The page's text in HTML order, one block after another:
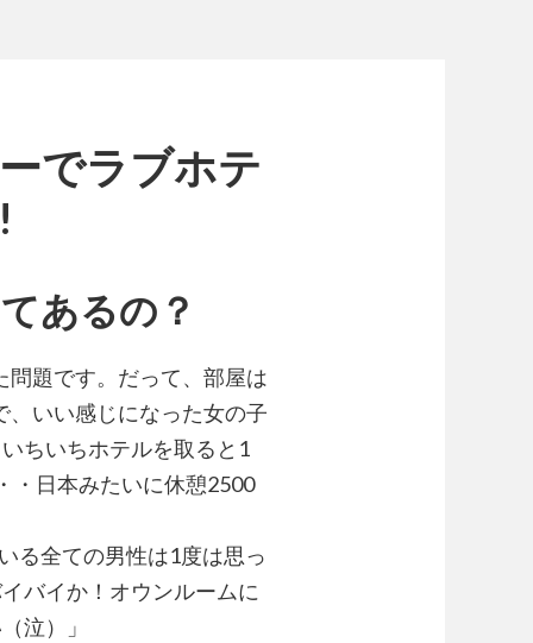
でラブホテ
あるの？
題です。だって、部屋は
いい感じになった女の子
ちいちホテルを取ると1
・日本みたいに休憩2500
る全ての男性は1度は思っ
バイか！オウンルームに
泣）」